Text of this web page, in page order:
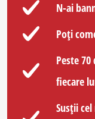
N-ai
Poți
Peste
fiecare
Susții